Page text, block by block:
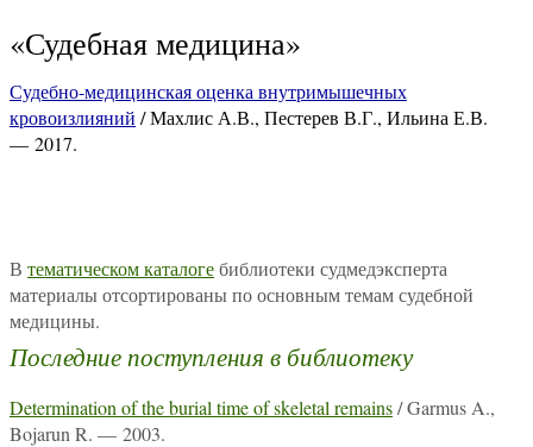
«Судебная медицина»
Судебно-медицинская оценка внутримышечных
кровоизлияний / Махлис А.В., Пестерев В.Г., Ильина Е.В.
— 2017.
В тематическом каталогебиблиотеки судмедэксперта
материалы отсортированы по основным темам судебной
медицины.
Последние поступления в библиотеку
Determination of the burial time of skeletal remains/ Garmus A.,
Bojarun R. — 2003.